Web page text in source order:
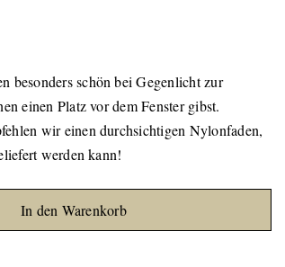
besonders schön bei Gegenlicht zur
einen Platz vor dem Fenster gibst.
wir einen durchsichtigen Nylonfaden,
werden kann!
In den Warenkorb